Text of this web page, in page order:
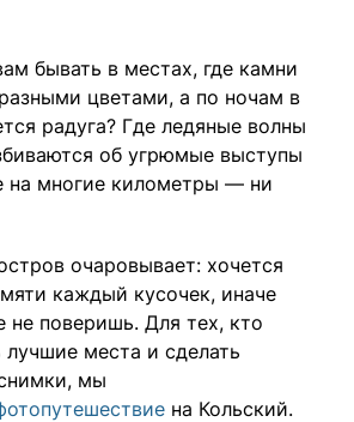
родная земля
Incognita.
слова,
бывать в местах, где камни
цветами, а по ночам в
радуга? Где ледяные волны
об угрюмые выступы
на многие километры — ни
очаровывает: хочется
каждый кусочек, иначе
не поверишь. Для тех, кто
места и сделать
мы
на Кольский.